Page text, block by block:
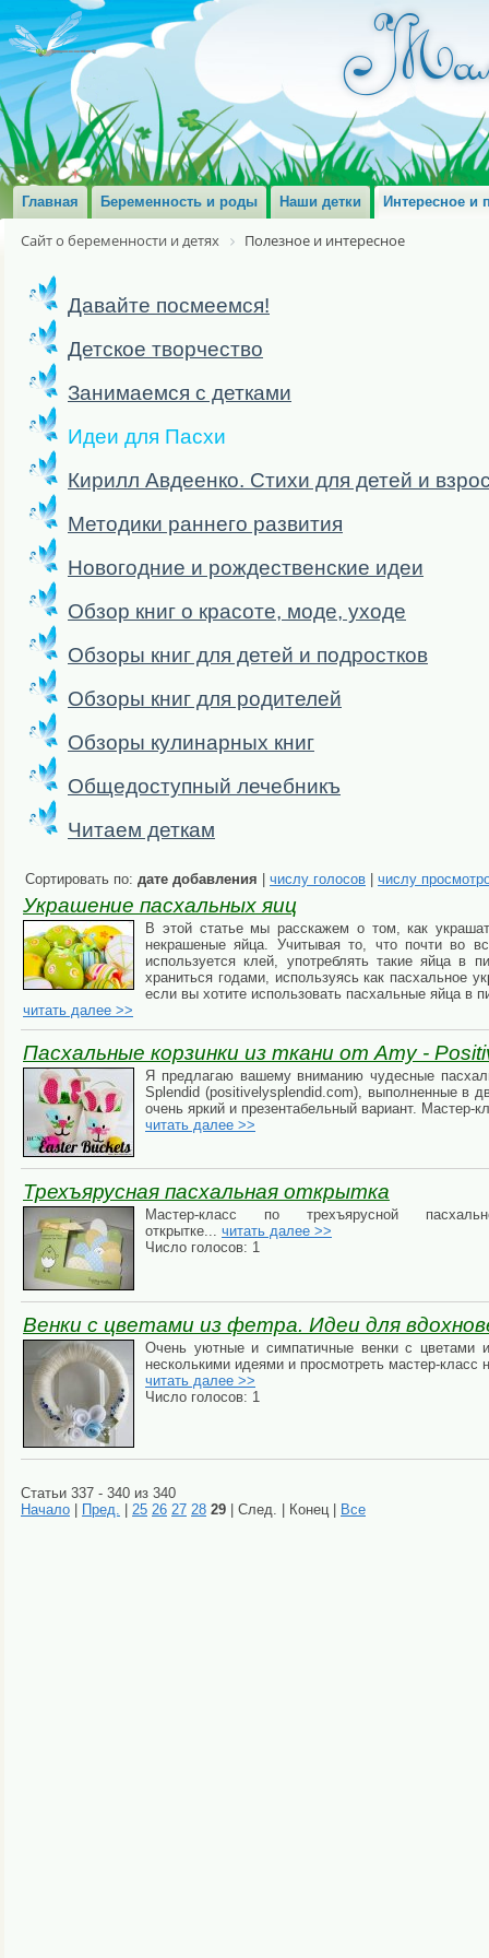
Главная Беременность и роды Наши детки Интересное и
Сайт о беременности и детях Полезное и интересное
Давайте посмеемся!
Детское творчество
Занимаемся с детками
Идеи для Пасхи
Кирилл Авдеенко. Стихи для детей и
Методики раннего развития
Новогодние и рождественские идеи
Обзор книг о красоте, моде, уходе
Обзоры книг для детей и подростков
Обзоры книг для родителей
Обзоры кулинарных книг
Общедоступный лечебникъ
Читаем деткам
Сортировать по: дате добавления числу голосов числу
Украшение пасхальных яиц
В этой статье мы расскажем о том, как
некрашеные яйца. Учитывая то, что почти во
используется клей, употреблять такие яйца
храниться годами, используясь как пасхальное
если вы хотите использовать пасхальные яйца в
читать далее >>
Пасхальные корзинки из ткани от Amy -
Я предлагаю вашему вниманию чудесные
Splendid (positivelysplendid.com), выполненные в
очень яркий и презентабельный вариант.
читать далее >>
Трехъярусная пасхальная открытка
Мастер-класс по трехъярусной
открытке... читать далее >>
Число голосов: 1
Венки с цветами из фетра. Идеи для
Очень уютные и симпатичные венки с цветами
несколькими идеями и просмотреть мастер-класс
читать далее >>
Число голосов: 1
Статьи 337 - 340 из 340
Начало
Пред. 25 26 27 28 29 | След. | Конец Все